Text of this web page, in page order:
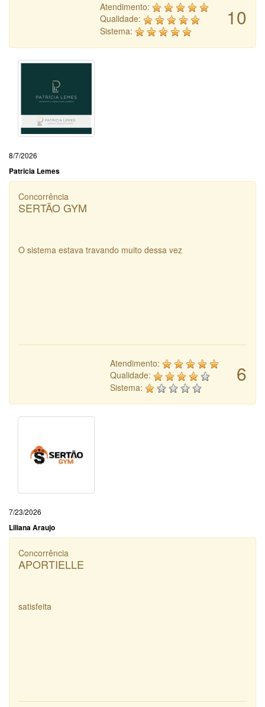
10
Atendimento:
Qualidade:
Sistema:
8/7/2026
Patricia Lemes
Concorrência
SERTÃO GYM
O sistema estava travando muito dessa vez
6
Atendimento:
Qualidade:
Sistema:
7/23/2026
Liliana Araujo
Concorrência
APORTIELLE
satisfeita